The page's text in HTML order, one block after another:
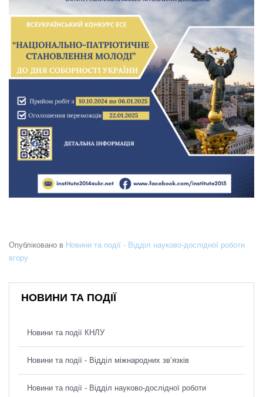
Опубліковано в Новини та події - Відділ науково-дослідної роботи
вгору
НОВИНИ ТА ПОДІЇ
Новини та події КНЛУ
Новини та події - Відділ міжнародних зв’язків
Новини та події - Відділ науково-дослідної роботи